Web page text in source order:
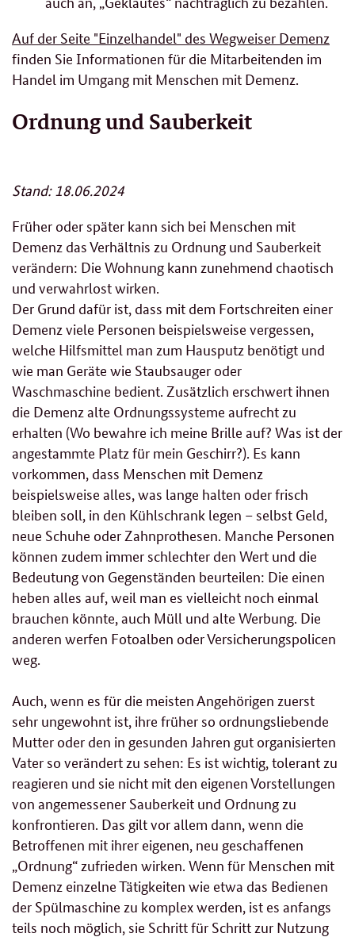
Auf der Seite "Einzelhandel" des Wegweiser Demenz
finden Sie Informationen für die Mitarbeitenden im
Handel im Umgang mit Menschen mit Demenz.
Ordnung und Sauberkeit
Stand: 18.06.2024
Früher oder später kann sich bei Menschen mit
Demenz das Verhältnis zu Ordnung und Sauberkeit
verändern: Die Wohnung kann zunehmend chaotisch
und verwahrlost wirken.
Der Grund dafür ist, dass mit dem Fortschreiten einer
Demenz viele Personen beispielsweise vergessen,
welche Hilfsmittel man zum Hausputz benötigt und
wie man Geräte wie Staubsauger oder
Waschmaschine bedient. Zusätzlich erschwert ihnen
die Demenz alte Ordnungssysteme aufrecht zu
erhalten (Wo bewahre ich meine Brille auf? Was ist der
angestammte Platz für mein Geschirr?). Es kann
vorkommen, dass Menschen mit Demenz
beispielsweise alles, was lange halten oder frisch
bleiben soll, in den Kühlschrank legen – selbst Geld,
neue Schuhe oder Zahnprothesen. Manche Personen
können zudem immer schlechter den Wert und die
Bedeutung von Gegenständen beurteilen: Die einen
heben alles auf, weil man es vielleicht noch einmal
brauchen könnte, auch Müll und alte Werbung. Die
anderen werfen Fotoalben oder Versicherungspolicen
weg.
Auch, wenn es für die meisten Angehörigen zuerst
sehr ungewohnt ist, ihre früher so ordnungsliebende
Mutter oder den in gesunden Jahren gut organisierten
Vater so verändert zu sehen: Es ist wichtig, tolerant zu
reagieren und sie nicht mit den eigenen Vorstellungen
von angemessener Sauberkeit und Ordnung zu
konfrontieren. Das gilt vor allem dann, wenn die
Betroffenen mit ihrer eigenen, neu geschaffenen
„Ordnung“ zufrieden wirken. Wenn für Menschen mit
Demenz einzelne Tätigkeiten wie etwa das Bedienen
der Spülmaschine zu komplex werden, ist es anfangs
teils noch möglich, sie Schritt für Schritt zur Nutzung